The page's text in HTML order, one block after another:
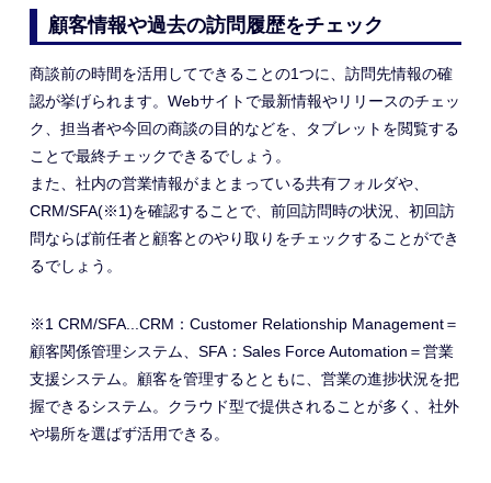
顧客情報や過去の訪問履歴をチェック
商談前の時間を活用してできることの1つに、訪問先情報の確
認が挙げられます。Webサイトで最新情報やリリースのチェッ
ク、担当者や今回の商談の目的などを、タブレットを閲覧する
ことで最終チェックできるでしょう。
また、社内の営業情報がまとまっている共有フォルダや、
CRM/SFA(※1)を確認することで、前回訪問時の状況、初回訪
問ならば前任者と顧客とのやり取りをチェックすることができ
るでしょう。
※1 CRM/SFA...CRM：Customer Relationship Management＝
顧客関係管理システム、SFA：Sales Force Automation＝営業
支援システム。顧客を管理するとともに、営業の進捗状況を把
握できるシステム。クラウド型で提供されることが多く、社外
や場所を選ばず活用できる。